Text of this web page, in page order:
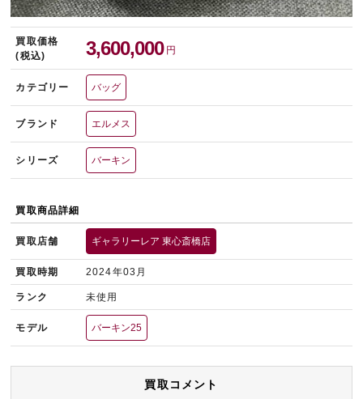
買取価格
(税込)
3,600,000 円
カテゴリー バッグ
ブランド エルメス
シリーズ バーキン
買取商品詳細
買取店舗 ギャラリーレア 東心斎橋店
買取時期 2024年03月
ランク 未使用
モデル バーキン25
買取コメント